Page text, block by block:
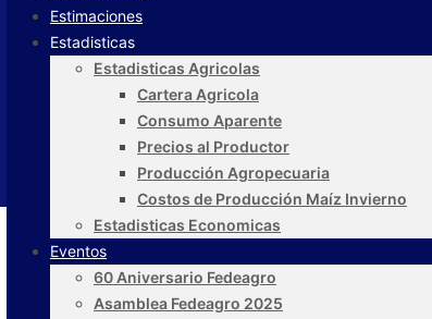
Estimaciones
Estadisticas
Estadisticas Agricolas
Cartera Agricola
Consumo Aparente
Precios al Productor
Producción Agropecuaria
Costos de Producción Maíz Invierno
Estadisticas Economicas
Eventos
60 Aniversario Fedeagro
Asamblea Fedeagro 2025